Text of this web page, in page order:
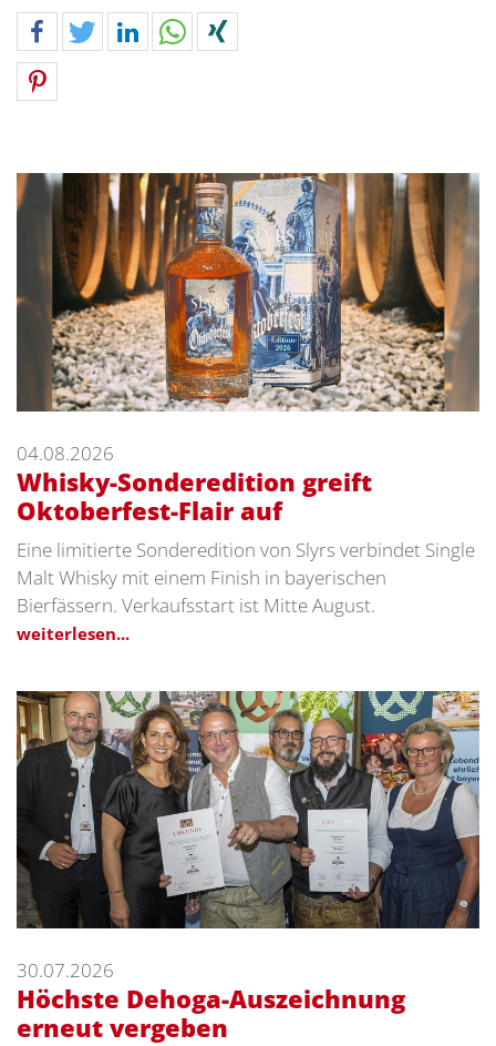
04.08.2026
Whisky-Sonderedition greift
Oktoberfest-Flair auf
Eine limitierte Sonderedition von Slyrs verbindet Single
Malt Whisky mit einem Finish in bayerischen
Bierfässern. Verkaufsstart ist Mitte August.
weiterlesen...
30.07.2026
Höchste Dehoga-Auszeichnung
erneut vergeben